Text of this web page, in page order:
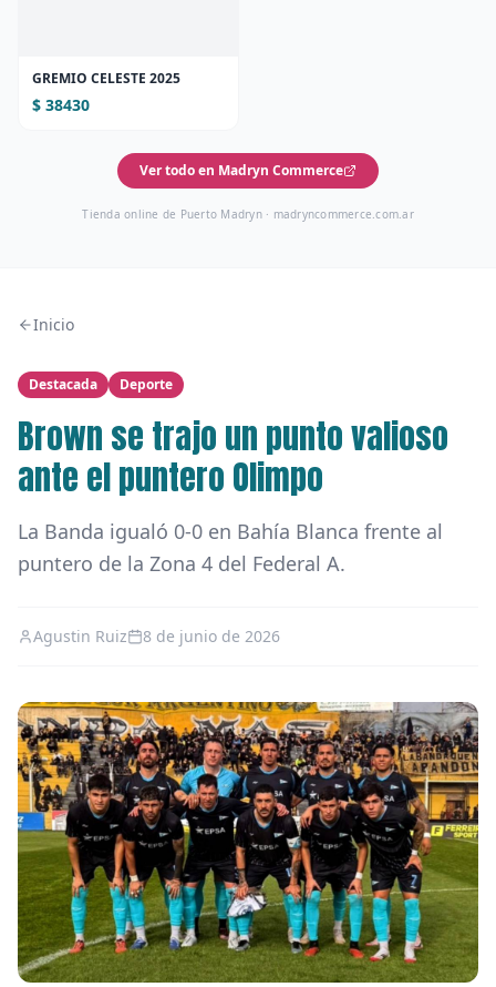
GREMIO CELESTE 2025
$ 38430
Ver todo en Madryn Commerce
Tienda online de Puerto Madryn · madryncommerce.com.ar
Inicio
Destacada Deporte
Brown se trajo un punto valioso
ante el puntero Olimpo
La Banda igualó 0-0 en Bahía Blanca frente al
puntero de la Zona 4 del Federal A.
Agustin Ruiz 8 de junio de 2026